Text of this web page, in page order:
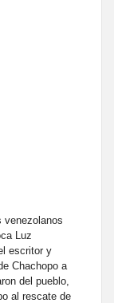
venezolanos
Luz
escritor y
Chachopo a
del pueblo,
al rescate de